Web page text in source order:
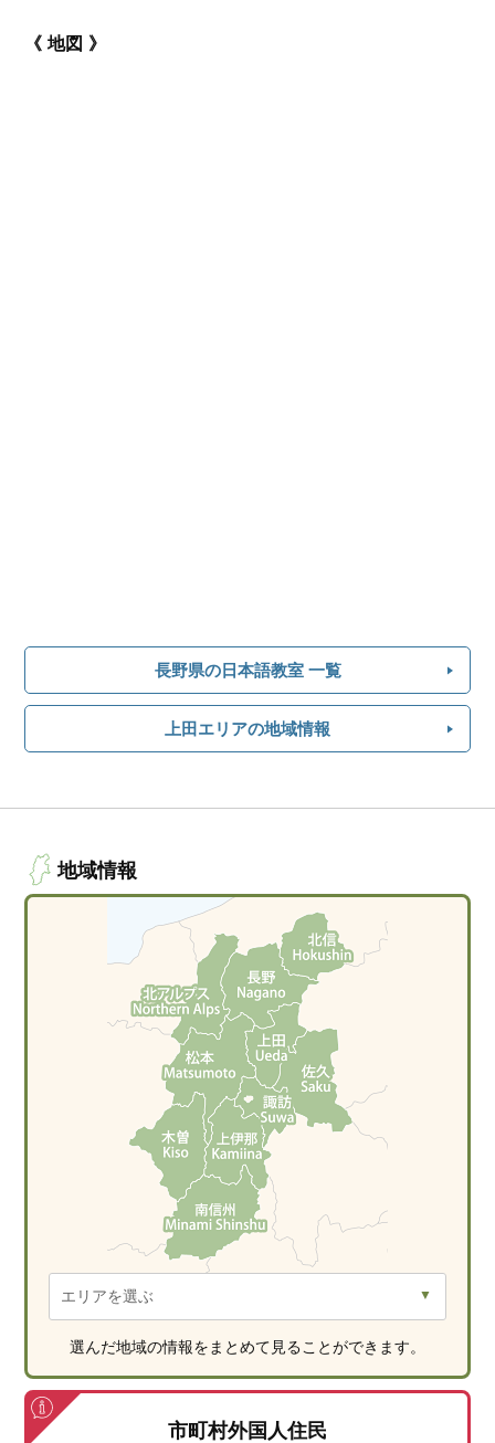
地図
長野県の日本語教室 一覧
上田エリアの地域情報
地域情報
選んだ地域の情報をまとめて見ることができます。
市町村外国人住民